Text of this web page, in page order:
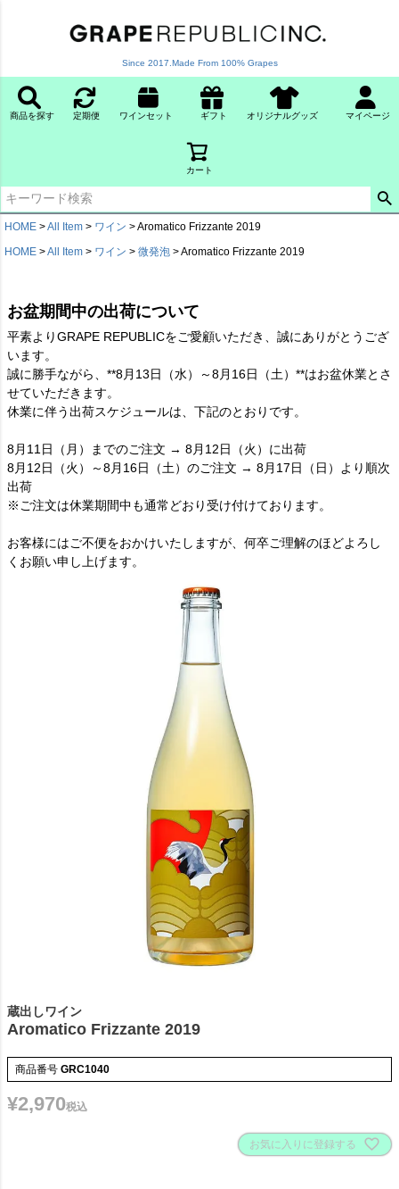
Since 2017.Made From 100% Grapes
商品を探す 定期便 ワインセット ギフト オリジナルグッズ マイページ
カート
HOME All Item ワイン
Aromatico Frizzante 2019
HOME
All Item ワイン 微発泡 Aromatico Frizzante 2019
お盆期間中の出荷について
平素よりGRAPE REPUBLICをご愛顧いただき、誠にありがとうござ
います。
誠に勝手ながら、**8月13日（水）～8月16日（土）**はお盆休業とさ
せていただきます。
休業に伴う出荷スケジュールは、下記のとおりです。
8月11日（月）までのご注文 → 8月12日（火）に出荷
8月12日（火）～8月16日（土）のご注文 → 8月17日（日）より順次
出荷
※ご注文は休業期間中も通常どおり受け付けております。
お客様にはご不便をおかけいたしますが、何卒ご理解のほどよろし
くお願い申し上げます。
蔵出しワイン
Aromatico Frizzante 2019
商品番号 GRC1040
¥2,970税込
お気に入りに登録する